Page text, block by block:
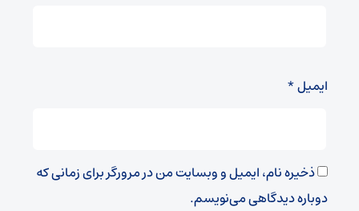
ایمیل*
ذخیره نام، ایمیل و وبسایت من در مرورگر برای زمانی که
دوباره دیدگاهی می‌نویسم.